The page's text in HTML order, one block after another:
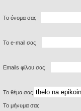
Το όνομα σας
Το e-mail σας
Emails φίλου σας
Το θέμα σας
Το μήνυμα σας